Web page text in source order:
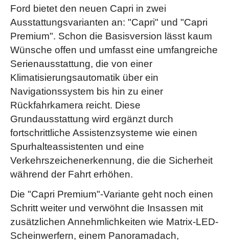
Ford bietet den neuen Capri in zwei
Ausstattungsvarianten an: "Capri" und "Capri
Premium". Schon die Basisversion lässt kaum
Wünsche offen und umfasst eine umfangreiche
Serienausstattung, die von einer
Klimatisierungsautomatik über ein
Navigationssystem bis hin zu einer
Rückfahrkamera reicht. Diese
Grundausstattung wird ergänzt durch
fortschrittliche Assistenzsysteme wie einen
Spurhalteassistenten und eine
Verkehrszeichenerkennung, die die Sicherheit
während der Fahrt erhöhen.
Die "Capri Premium"-Variante geht noch einen
Schritt weiter und verwöhnt die Insassen mit
zusätzlichen Annehmlichkeiten wie Matrix-LED-
Scheinwerfern, einem Panoramadach,